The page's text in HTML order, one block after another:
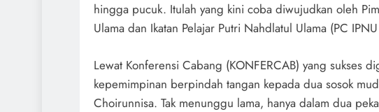
hingga pucuk. Itulah yang kini coba diwujudkan oleh
Ulama dan Ikatan Pelajar Putri Nahdlatul Ulama (PC
Lewat Konferensi Cabang (KONFERCAB) yang
kepemimpinan berpindah tangan kepada dua sosok
Choirunnisa. Tak menunggu lama, hanya dalam dua